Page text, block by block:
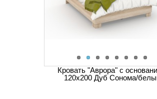
Кровать "Аврора" с
120х200 Дуб Сонома/